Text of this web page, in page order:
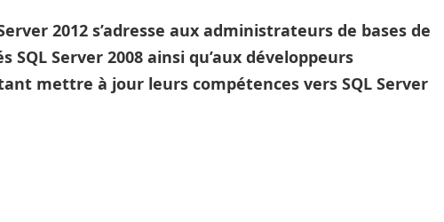
2012 s’adresse aux administrateurs de bases de
SQL Server 2008 ainsi qu’aux développeurs
mettre à jour leurs compétences vers SQL Server